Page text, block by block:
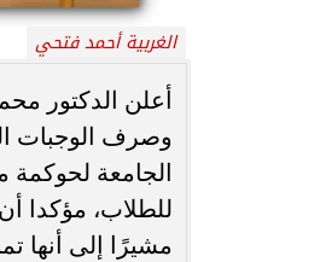
الغربية أحمد فتحي
أعلن الدكتور
وصرف الوجبات
الجامعة لحوكمة
للطلاب، مؤكدا
مشيرًا إلى أنها
محافظ أسيوط : حملات مكثفة
الإشغالات بحي شرق لإعادة
وتحقيق...